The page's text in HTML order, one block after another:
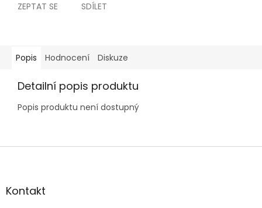
ZEPTAT SE SDÍLET
Popis Hodnocení Diskuze
Detailní popis produktu
Popis produktu není dostupný
Z
aKontakt